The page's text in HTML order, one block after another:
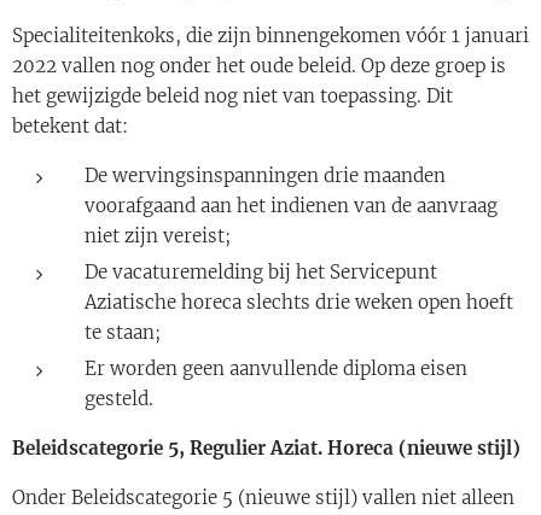
Specialiteitenkoks, die zijn binnengekomen vóór 1 januari
2022 vallen nog onder het oude beleid. Op deze groep is
het gewijzigde beleid nog niet van toepassing. Dit
betekent dat:
De wervingsinspanningen drie maanden
voorafgaand aan het indienen van de aanvraag
niet zijn vereist;
De vacaturemelding bij het Servicepunt
Aziatische horeca slechts drie weken open hoeft
te staan;
Er worden geen aanvullende diploma eisen
gesteld.
Beleidscategorie 5, Regulier Aziat. Horeca (nieuwe stijl)
Onder Beleidscategorie 5 (nieuwe stijl) vallen niet alleen